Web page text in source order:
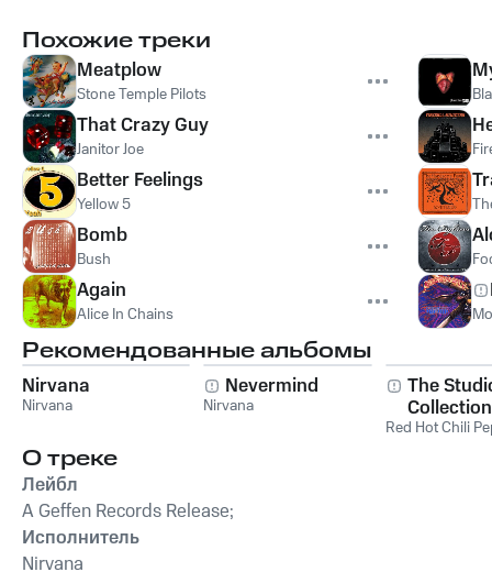
Похожие треки
Meatplow
Stone Temple Pilots
That Crazy Guy
Janitor Joe
Better Feelings
Yellow 5
Bomb
Bush
Again
Alice In Chains
Рекомендованные альбомы
Nirvana
Nirvana
Nevermind
Nirvana
The
Collection
Red Hot Chili
О треке
Лейбл
A Geffen Records Release;
Исполнитель
Nirvana